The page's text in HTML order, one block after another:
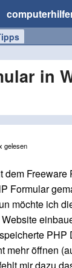
in
gelesen
dem
Formular
möchte ich
PHP
mehr öffnen